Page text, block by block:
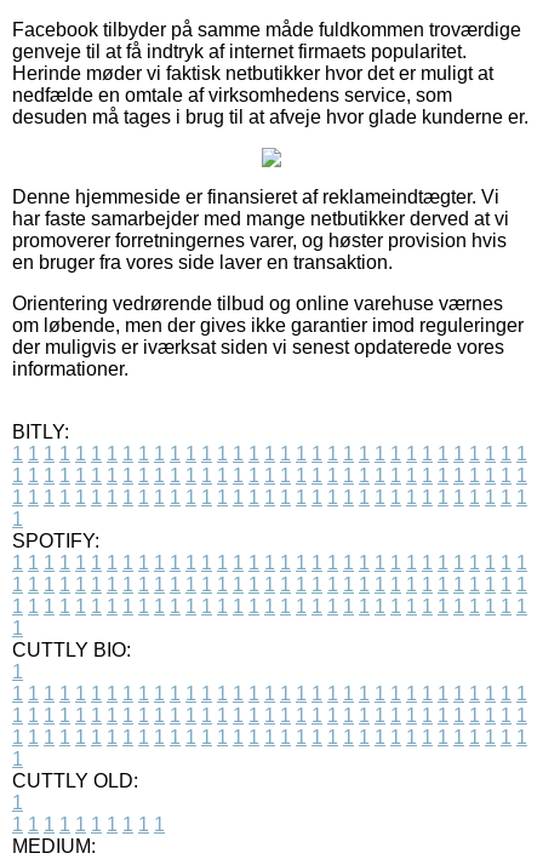
Facebook tilbyder på samme måde fuldkommen troværdige
genveje til at få indtryk af internet firmaets popularitet.
Herinde møder vi faktisk netbutikker hvor det er muligt at
nedfælde en omtale af virksomhedens service, som
desuden må tages i brug til at afveje hvor glade kunderne er.
Denne hjemmeside er finansieret af reklameindtægter. Vi
har faste samarbejder med mange netbutikker derved at vi
promoverer forretningernes varer, og høster provision hvis
en bruger fra vores side laver en transaktion.
Orientering vedrørende tilbud og online varehuse værnes
om løbende, men der gives ikke garantier imod reguleringer
der muligvis er iværksat siden vi senest opdaterede vores
informationer.
BITLY:
1 1 1 1 1 1 1 1 1 1 1 1 1 1 1 1 1 1 1 1 1 1 1 1 1 1 1 1 1 1 1 1 1
1 1 1 1 1 1 1 1 1 1 1 1 1 1 1 1 1 1 1 1 1 1 1 1 1 1 1 1 1 1 1 1 1
1 1 1 1 1 1 1 1 1 1 1 1 1 1 1 1 1 1 1 1 1 1 1 1 1 1 1 1 1 1 1 1 1
1
SPOTIFY:
1 1 1 1 1 1 1 1 1 1 1 1 1 1 1 1 1 1 1 1 1 1 1 1 1 1 1 1 1 1 1 1 1
1 1 1 1 1 1 1 1 1 1 1 1 1 1 1 1 1 1 1 1 1 1 1 1 1 1 1 1 1 1 1 1 1
1 1 1 1 1 1 1 1 1 1 1 1 1 1 1 1 1 1 1 1 1 1 1 1 1 1 1 1 1 1 1 1 1
1
CUTTLY BIO:
1
1 1 1 1 1 1 1 1 1 1 1 1 1 1 1 1 1 1 1 1 1 1 1 1 1 1 1 1 1 1 1 1 1
1 1 1 1 1 1 1 1 1 1 1 1 1 1 1 1 1 1 1 1 1 1 1 1 1 1 1 1 1 1 1 1 1
1 1 1 1 1 1 1 1 1 1 1 1 1 1 1 1 1 1 1 1 1 1 1 1 1 1 1 1 1 1 1 1 1
1
CUTTLY OLD:
1
1 1 1 1 1 1 1 1 1 1
MEDIUM: